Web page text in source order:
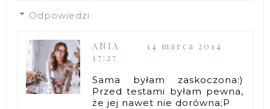
Odpowiedzi
ANIA
14 marca 2014
17:27
Sama byłam zaskoczona:)
Przed testami byłam pewna,
że jej nawet nie dorówna;P